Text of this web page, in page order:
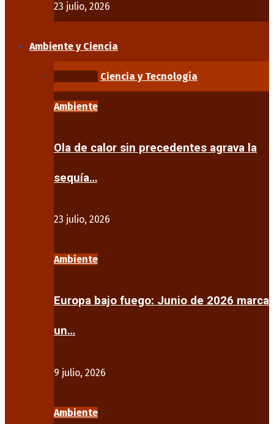
23 julio, 2026
Ambiente y Ciencia
Ciencia y Tecnología
Ambiente
Ola de calor sin precedentes agrava la
sequía…
23 julio, 2026
Ambiente
Europa bajo fuego: Junio de 2026 marca
un…
9 julio, 2026
Ambiente